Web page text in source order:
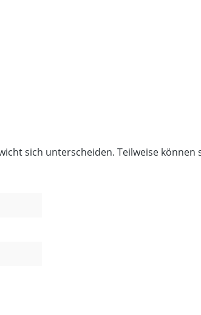
sich unterscheiden. Teilweise